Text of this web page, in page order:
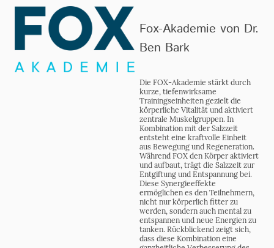
Fox-Akademie von Dr.
Ben Bark
Die FOX-Akademie stärkt durch
kurze, tiefenwirksame
Trainingseinheiten gezielt die
körperliche Vitalität und aktiviert
zentrale Muskelgruppen. In
Kombination mit der Salzzeit
entsteht eine kraftvolle Einheit
aus Bewegung und Regeneration.
Während FOX den Körper aktiviert
und aufbaut, trägt die Salzzeit zur
Entgiftung und Entspannung bei.
Diese Synergieeffekte
ermöglichen es den Teilnehmern,
nicht nur körperlich fitter zu
werden, sondern auch mental zu
entspannen und neue Energien zu
tanken. Rückblickend zeigt sich,
dass diese Kombination eine